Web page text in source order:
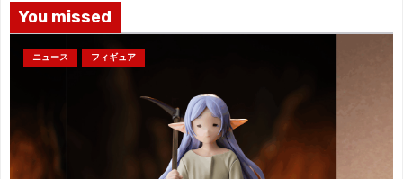
You missed
ニュース フィギュア